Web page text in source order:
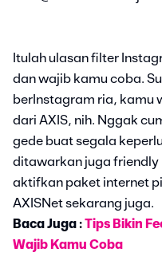
Itulah ulasan filter
dan wajib kamu coba.
berInstagram ria, kamu
dari AXIS, nih. Nggak
gede buat segala
ditawarkan juga friendly
aktifkan paket internet
AXISNet sekarang juga.
Baca Juga :Tips Bikin
Wajib Kamu Coba